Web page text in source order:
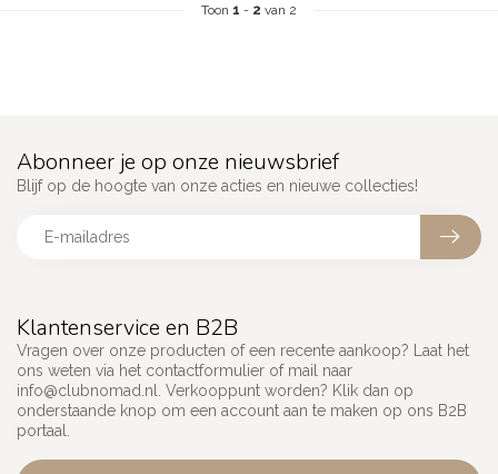
Toon 1 - 2 van 2
Klantenservice en B2B
Vragen over onze producten of een recente aankoop? Laat het
ons weten via het contactformulier of mail naar
info@clubnomad.nl
. Verkooppunt worden? Klik dan op
onderstaande knop om een account aan te maken op ons B2B
portaal.
Abonneer je op onze nieuwsbrief
Blijf op de hoogte van onze acties en nieuwe collecties!